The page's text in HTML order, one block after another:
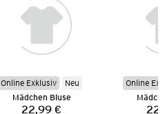
Online Exklusiv
Neu
Mädchen Bluse
22,99 €
Online